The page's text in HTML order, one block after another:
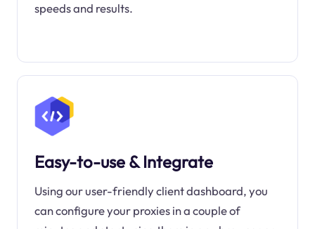
speeds and results.
Easy-to-use & Integrate
Using our user-friendly client dashboard, you
can configure your proxies in a couple of